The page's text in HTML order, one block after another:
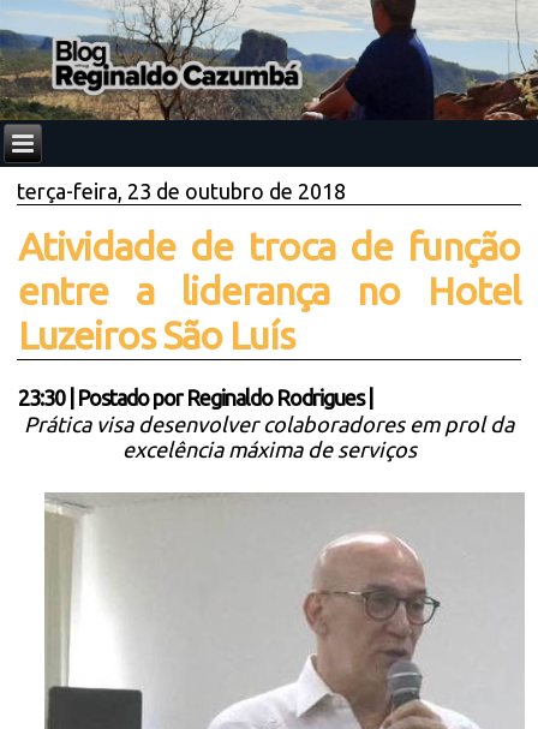
terça-feira, 23 de outubro de 2018
Atividade de troca de função
entre a liderança no Hotel
Luzeiros São Luís
23:30| Postado por Reginaldo Rodrigues
Prática visa desenvolver colaboradores em prol da
excelência máxima de serviços